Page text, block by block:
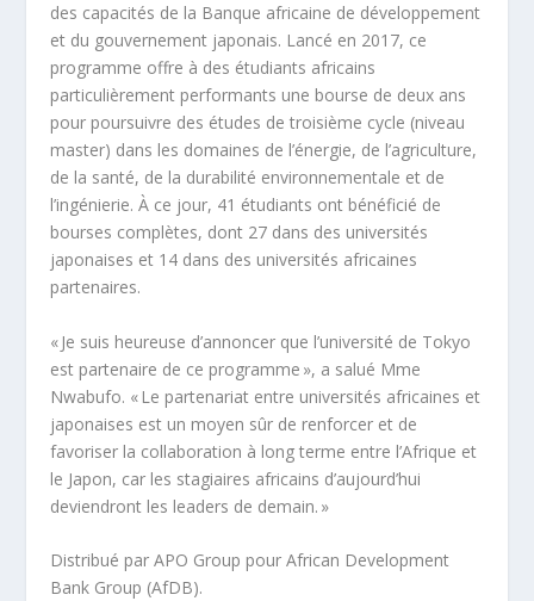
des capacités de la Banque africaine de développement
et du gouvernement japonais. Lancé en 2017, ce
programme offre à des étudiants africains
particulièrement performants une bourse de deux ans
pour poursuivre des études de troisième cycle (niveau
master) dans les domaines de l’énergie, de l’agriculture,
de la santé, de la durabilité environnementale et de
l’ingénierie. À ce jour, 41 étudiants ont bénéficié de
bourses complètes, dont 27 dans des universités
japonaises et 14 dans des universités africaines
partenaires.
« Je suis heureuse d’annoncer que l’université de Tokyo
est partenaire de ce programme », a salué Mme
Nwabufo. « Le partenariat entre universités africaines et
japonaises est un moyen sûr de renforcer et de
favoriser la collaboration à long terme entre l’Afrique et
le Japon, car les stagiaires africains d’aujourd’hui
deviendront les leaders de demain. »
Distribué par APO Group pour African Development
Bank Group (AfDB).